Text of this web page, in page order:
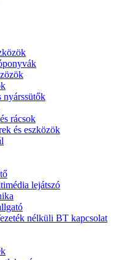
nyárssütők
rácsok
és eszközök
lejátszó
nélküli BT kapcsolat